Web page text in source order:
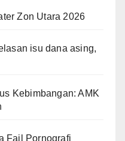
Zon Utara 2026
isu dana asing,
Kebimbangan: AMK
Fail Pornografi